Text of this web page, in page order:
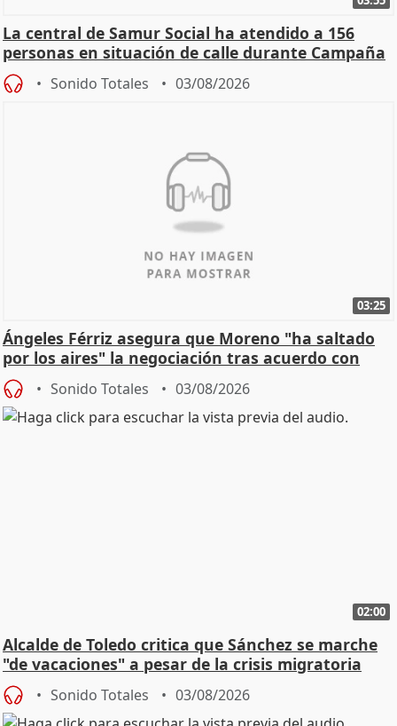
La central de Samur Social ha atendido a 156
personas en situación de calle durante Campaña
de Calor
Sonido Totales 03/08/2026
03:25
Ángeles Férriz asegura que Moreno "ha saltado
por los aires" la negociación tras acuerdo con
SMA
Sonido Totales 03/08/2026
02:00
Alcalde de Toledo critica que Sánchez se marche
"de vacaciones" a pesar de la crisis migratoria
Sonido Totales 03/08/2026